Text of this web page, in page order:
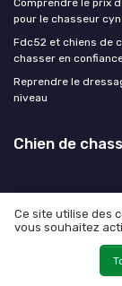
Comprendre le prix
pour le chasseur
Fdc52 et chiens de
chasser en
Reprendre le
niveau
Chien de
Mentions
Ce site utilise des
vous souhaitez